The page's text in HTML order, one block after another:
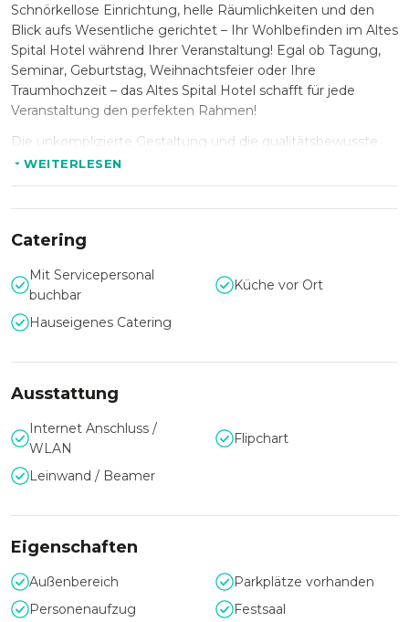
Schnörkellose Einrichtung, helle Räumlichkeiten und den
Blick aufs Wesentliche gerichtet – Ihr Wohlbefinden im Altes
Spital Hotel während Ihrer Veranstaltung! Egal ob Tagung,
Seminar, Geburtstag, Weihnachtsfeier oder Ihre
Traumhochzeit – das Altes Spital Hotel schafft für jede
Veranstaltung den perfekten Rahmen!
Die unkomplizierte Gestaltung und die qualitätsbewusste
Einrichtung lassen keine Wünsche offen. Das professionelle
Team hilft Ihnen gerne bei der Planung, Auswahl der
Kollegen oder Freunden sind Sie genau richtig im Altes
köstlichen Speisen und erarbeitet in Zusammenarbeit mit
Ihnen gerne ein Menü, welches Sie verzaubern wird.
Freuen Sie sich also auf Ihr unvergessliches Event im Altes
WEITERLESEN
Catering
Mit Servicepersonal
buchbar
Küche vor Ort
Hauseigenes Catering
Ausstattung
Internet Anschluss /
WLAN
Flipchart
Leinwand / Beamer
Eigenschaften
Außenbereich
Parkplätze vorhanden
Personenaufzug
Festsaal